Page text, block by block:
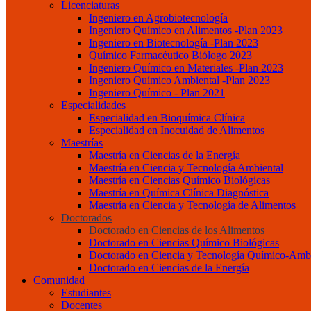
Licenciaturas
Ingeniero en Agrobiotecnología
Ingeniero Químico en Alimentos -Plan 2023
Ingeniero en Biotecnología -Plan 2023
Químico Farmacéutico Biólogo 2023
Ingeniero Químico en Materiales -Plan 2023
Ingeniero Químico Ambiental -Plan 2023
Ingeniero Químico - Plan 2021
Especialidades
Especialidad en Bioquímica Clínica
Especialidad en Inocuidad de Alimentos
Maestrías
Maestría en Ciencias de la Energía
Maestría en Ciencia y Tecnología Ambiental
Maestría en Ciencias Químico Biológicas
Maestría en Química Clínica Diagnóstica
Maestría en Ciencia y Tecnología de Alimentos
Doctorados
Doctorado en Ciencias de los Alimentos
Doctorado en Ciencias Químico Biológicas
Doctorado en Ciencia y Tecnología Químico-
Doctorado en Ciencias de la Energía
Comunidad
Estudiantes
Docentes